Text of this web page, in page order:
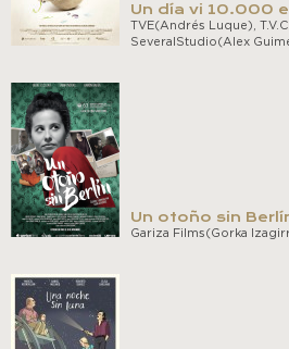
Un día vi 10.000
TVE(Andrés Luque),
SeveralStudio(Alex
Un otoño sin
Gariza Films(Gorka